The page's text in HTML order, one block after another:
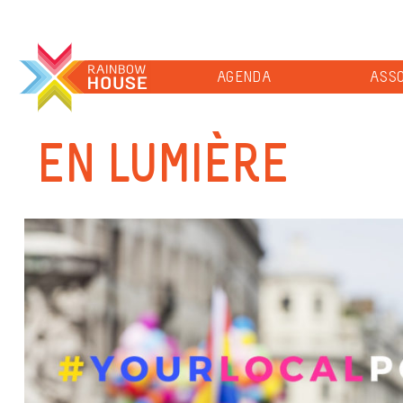
AGENDA
EN LUMIÈRE